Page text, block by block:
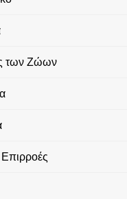
των Ζώων